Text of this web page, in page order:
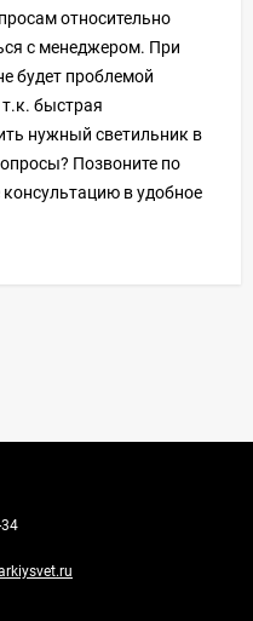
относительно
с менеджером. При
будет проблемой
быстрая
нужный светильник в
Позвоните по
в удобное